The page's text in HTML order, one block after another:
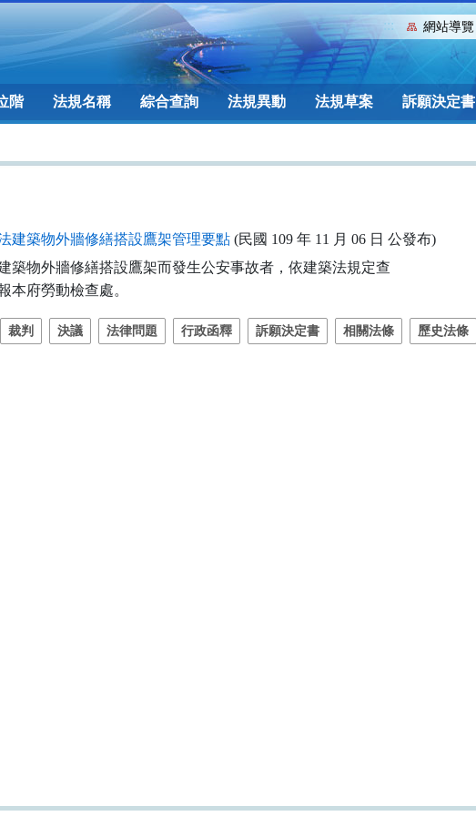
::: 網站導覽
階 法規名稱 綜合查詢 法規異動 法規草案 訴願決定書
建築物外牆修繕搭設鷹架管理要點(民國 109 年 11 月 06 日 公發布)
築物外牆修繕搭設鷹架而發生公安事故者，依建築法規定查
本府勞動檢查處。
裁判 決議 法律問題 行政函釋 訴願決定書 相關法條 歷史法條